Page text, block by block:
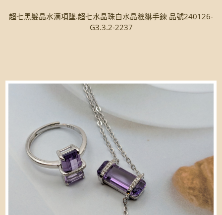
超七黑髮晶水滴項墜.超七水晶珠白水晶貔貅手鍊 品號240126-
G3.3.2-2237